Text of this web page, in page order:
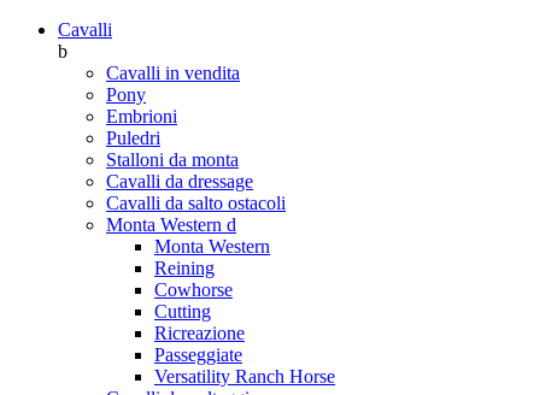
Cavalli
b
Cavalli in vendita
Pony
Embrioni
Puledri
Stalloni da monta
Cavalli da dressage
Cavalli da salto ostacoli
Monta Western d
Monta Western
Reining
Cowhorse
Cutting
Ricreazione
Passeggiate
Versatility Ranch Horse